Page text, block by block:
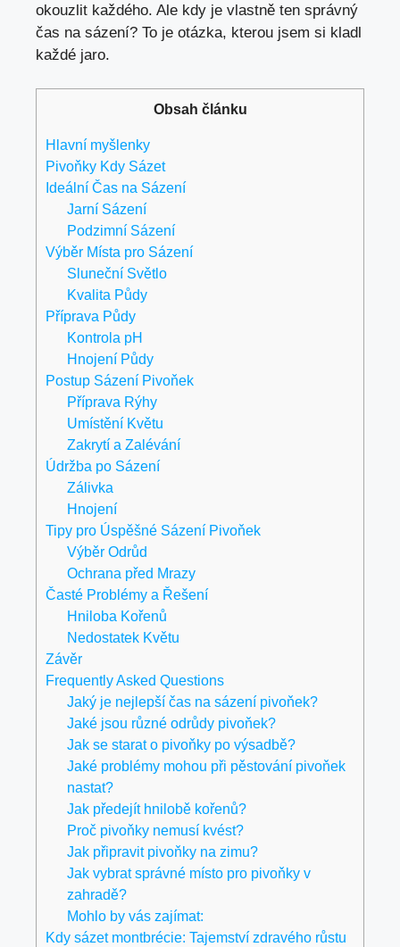
okouzlit každého. Ale kdy je vlastně ten správný
čas na sázení? To je otázka, kterou jsem si kladl
každé jaro.
Obsah článku
Hlavní myšlenky
Pivoňky Kdy Sázet
Ideální Čas na Sázení
Jarní Sázení
Podzimní Sázení
Výběr Místa pro Sázení
Sluneční Světlo
Kvalita Půdy
Příprava Půdy
Kontrola pH
Hnojení Půdy
Postup Sázení Pivoňek
Příprava Rýhy
Umístění Květu
Zakrytí a Zalévání
Údržba po Sázení
Zálivka
Hnojení
Tipy pro Úspěšné Sázení Pivoňek
Výběr Odrůd
Ochrana před Mrazy
Časté Problémy a Řešení
Hniloba Kořenů
Nedostatek Květu
Závěr
Frequently Asked Questions
Jaký je nejlepší čas na sázení pivoňek?
Jaké jsou různé odrůdy pivoňek?
Jak se starat o pivoňky po výsadbě?
Jaké problémy mohou při pěstování pivoňek
nastat?
Jak předejít hnilobě kořenů?
Proč pivoňky nemusí kvést?
Jak připravit pivoňky na zimu?
Jak vybrat správné místo pro pivoňky v
zahradě?
Mohlo by vás zajímat:
Kdy sázet montbrécie: Tajemství zdravého růstu